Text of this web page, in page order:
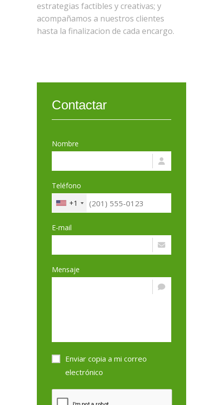
estrategias factibles y creativas; y
acompañamos a nuestros clientes
hasta la finalizacion de cada encargo.
Contactar
Nombre
Teléfono
+1
E-mail
Mensaje
Enviar copia a mi correo
electrónico